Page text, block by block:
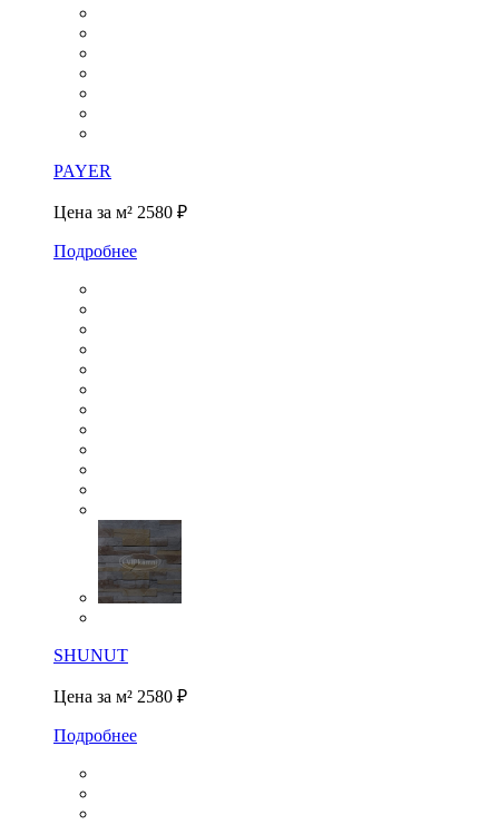
PAYER
Цена за м² 2580 ₽
Подробнее
SHUNUT
Цена за м² 2580 ₽
Подробнее